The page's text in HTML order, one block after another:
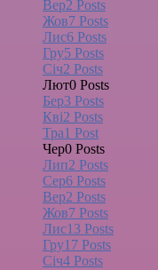
Вер2 Posts
Жов7 Posts
Лис6 Posts
Гру5 Posts
Січ2 Posts
Лют0 Posts
Бер3 Posts
Кві2 Posts
Тра1 Post
Чер0 Posts
Лип2 Posts
Сер6 Posts
Вер2 Posts
Жов7 Posts
Лис13 Posts
Гру17 Posts
Січ4 Posts